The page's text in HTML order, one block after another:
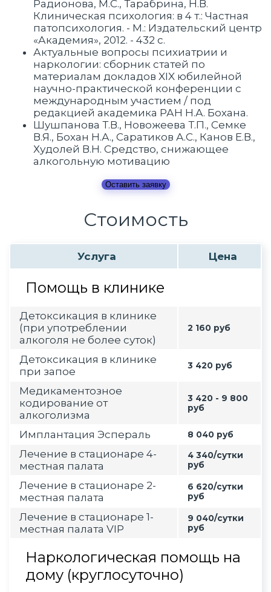
Радионова, М.C., Тарабрина, Н.В.
Клиническая психология: в 4 т.: Частная
патопсихология. - М.: Издательский центр
«Академия», 2012. - 432 с.
Актуальные вопросы психиатрии и
наркологии: сборник статей по
материалам докладов XIX юбилейной
научно-практической конференции с
международным участием / под
редакцией академика РАН Н.А. Бохана.
Шушпанова Т.В., Новожеева Т.П., Семке
В.Я., Бохан Н.А., Саратиков А.С., Канов Е.В.,
Худолей В.Н. Средство, снижающее
алкогольную мотивацию
Оставить заявку
Стоимость
Услуга Цена
Помощь в клинике
Детоксикация в клинике
(при употреблении
алкоголя не более суток)
2 160 руб
Детоксикация в клинике
при запое
3 420 руб
Медикаментозное
кодирование от
алкоголизма
3 420 - 9 800
руб
Имплантация Эспераль 8 040 руб
Лечение в стационаре 4-
местная палата
4 340/сутки
руб
Лечение в стационаре 2-
местная палата
6 620/сутки
руб
Лечение в стационаре 1-
местная палата VIP
9 040/сутки
руб
Наркологическая помощь на
дому (круглосуточно)